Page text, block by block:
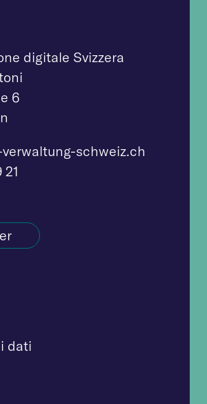
digitale Svizzera
6
altung-schweiz.ch
dati